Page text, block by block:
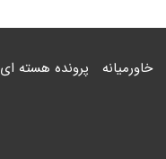
خاورمیانه پرونده هسته ای